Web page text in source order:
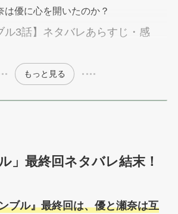
優に心を開いたのか？
ル3話】ネタバレあらすじ・感
もっと見る
」最終回ネタバレ結末！
ブル』最終回は、優と瀬奈は互